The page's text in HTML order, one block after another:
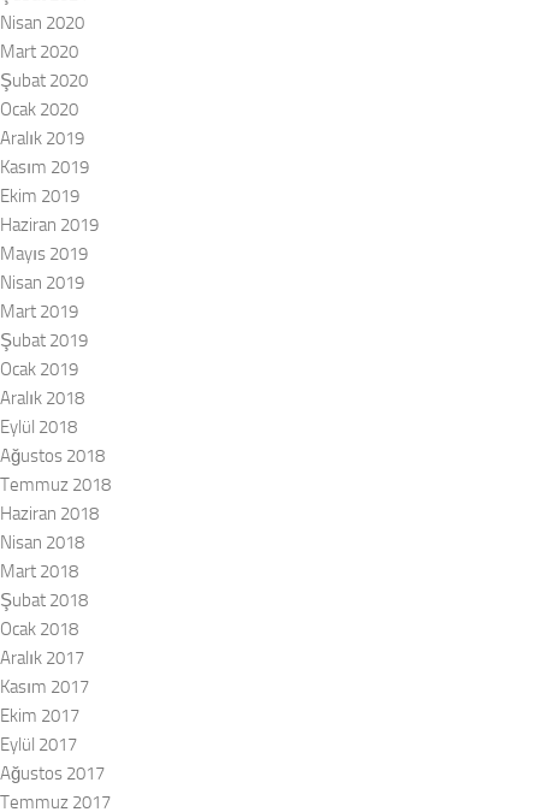
Nisan 2020
Mart 2020
Şubat 2020
Ocak 2020
Aralık 2019
Kasım 2019
Ekim 2019
Haziran 2019
Mayıs 2019
Nisan 2019
Mart 2019
Şubat 2019
Ocak 2019
Aralık 2018
Eylül 2018
Ağustos 2018
Temmuz 2018
Haziran 2018
Nisan 2018
Mart 2018
Şubat 2018
Ocak 2018
Aralık 2017
Kasım 2017
Ekim 2017
Eylül 2017
Ağustos 2017
Temmuz 2017